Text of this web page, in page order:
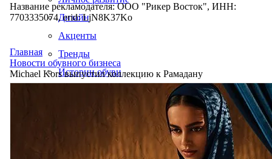
Дизайн
Акценты
Тренды
Истории обуви
Название рекламодателя: ООО "Рикер Восток", ИНН:
7703335074, erid: LjN8K37Ko
Главная
Новости обувного бизнеса
Michael Kors выпустил коллекцию к Рамадану